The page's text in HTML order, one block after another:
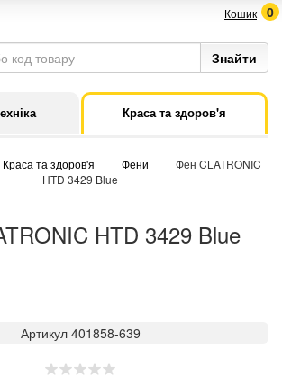
Кошик 0
Краса та здоров'я
Краса та здоров'я Фени
Фен CLATRONIC
HTD 3429 Blue
HTD 3429 Blue
Артикул 401858-639